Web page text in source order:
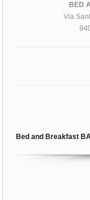
BED
Via
Bed and Breakfast